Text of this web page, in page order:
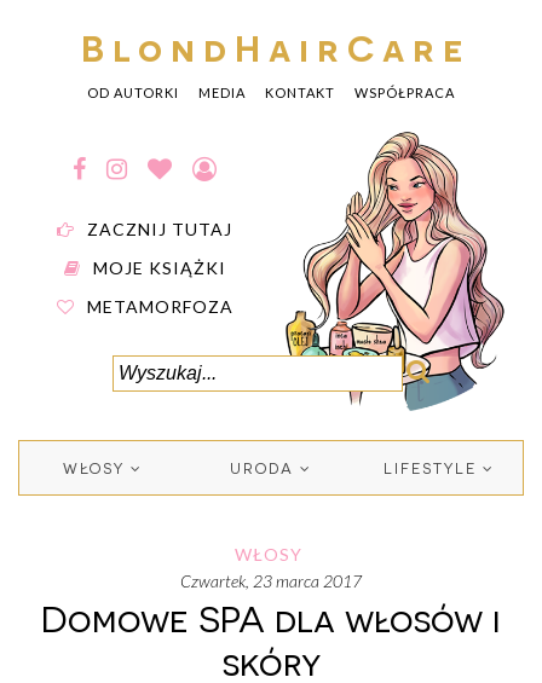
BlondHairCare
OD AUTORKI MEDIA KONTAKT WSPÓŁPRACA
ZACZNIJ TUTAJ
MOJE KSIĄŻKI
METAMORFOZA
WŁOSY URODA LIFESTYLE
WŁOSY
czwartek, 23 marca 2017
Domowe SPA dla włosów i
skóry